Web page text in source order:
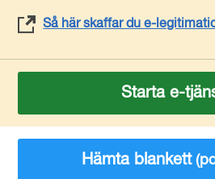
Så här skaffar du e-
Starta e-
Hämta blankett